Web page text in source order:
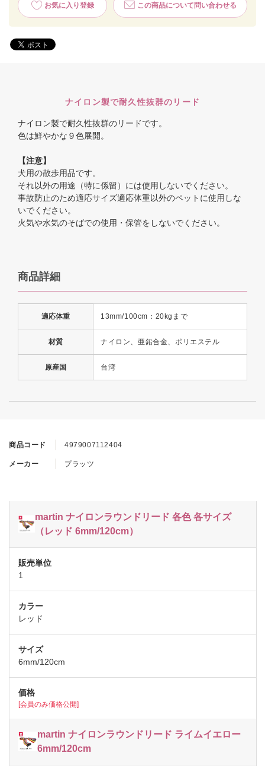
お気に入り登録 この商品について問い合わせる
商品コード 4979007112404
メーカー プラッツ
martin ナイロンラウンドリード 各色 各サイズ
（レッド 6mm/120cm）
1
レッド
6mm/120cm
[会員のみ価格公開]
martin ナイロンラウンドリード ライムイエロー
6mm/120cm
ナイロン製で耐久性抜群のリード
ナイロン製で耐久性抜群のリードです。
色は鮮やかな９色展開。
【注意】
犬用の散歩用品です。
それ以外の用途（特に係留）には使用しないでください。
事故防止のため適応サイズ適応体重以外のペットに使用しな
いでください。
火気や水気のそばでの使用・保管をしないでください。
商品詳細
適応体重 13mm/100cm：20kgまで
材質 ナイロン、亜鉛合金、ポリエステル
原産国 台湾